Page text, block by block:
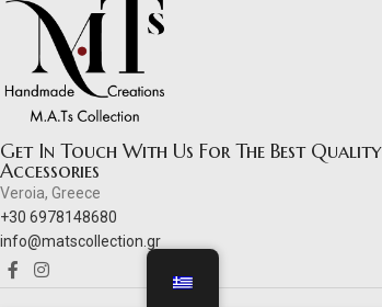
Get In Touch With Us For The Best Quality
Accessories
Veroia, Greece
+30 6978148680
info@matscollection.gr